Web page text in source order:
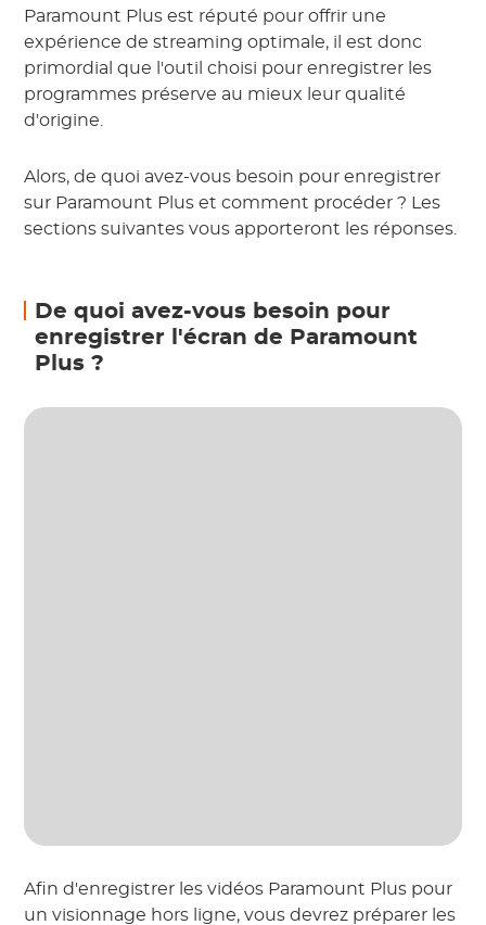
Paramount Plus est réputé pour offrir une
expérience de streaming optimale, il est donc
primordial que l'outil choisi pour enregistrer les
programmes préserve au mieux leur qualité
d'origine.
Alors, de quoi avez-vous besoin pour enregistrer
sur Paramount Plus et comment procéder ? Les
sections suivantes vous apporteront les réponses.
De quoi avez-vous besoin pour
enregistrer l'écran de Paramount
Plus ?
Afin d'enregistrer les vidéos Paramount Plus pour
un visionnage hors ligne, vous devrez préparer les